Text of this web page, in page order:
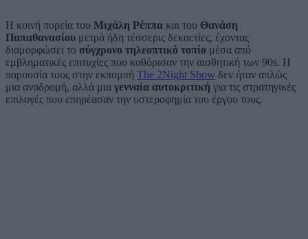
Η κοινή πορεία του Μιχάλη Ρέππα και του Θανάση
Παπαθανασίου μετρά ήδη τέσσερις δεκαετίες, έχοντας
διαμορφώσει το σύγχρονο τηλεοπτικό τοπίο μέσα από
εμβληματικές επιτυχίες που καθόρισαν την αισθητική των 90s. Η
παρουσία τους στην εκπομπή The 2Night Show δεν ήταν απλώς
μια αναδρομή, αλλά μια γενναία αυτοκριτική για τις στρατηγικές
επιλογές που επηρέασαν την υστεροφημία του έργου τους.